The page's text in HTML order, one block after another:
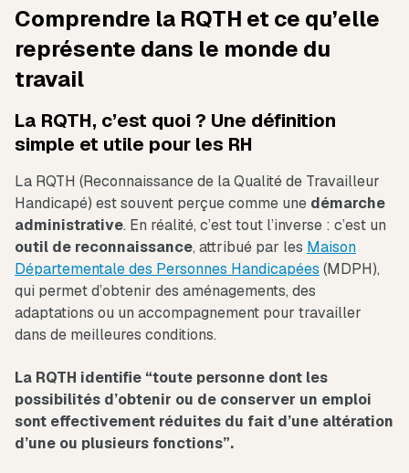
Comprendre la RQTH et ce qu’elle
représente dans le monde du
travail
La RQTH, c’est quoi ? Une définition
simple et utile pour les RH
La RQTH (Reconnaissance de la Qualité de Travailleur
Handicapé) est souvent perçue comme une démarche
administrative. En réalité, c’est tout l’inverse : c’est un
outil de reconnaissance, attribué par les Maison
Départementale des Personnes Handicapées (MDPH),
qui permet d’obtenir des aménagements, des
adaptations ou un accompagnement pour travailler
dans de meilleures conditions.
La RQTH identifie “toute personne dont les
possibilités d’obtenir ou de conserver un emploi
sont effectivement réduites du fait d’une altération
d’une ou plusieurs fonctions”.